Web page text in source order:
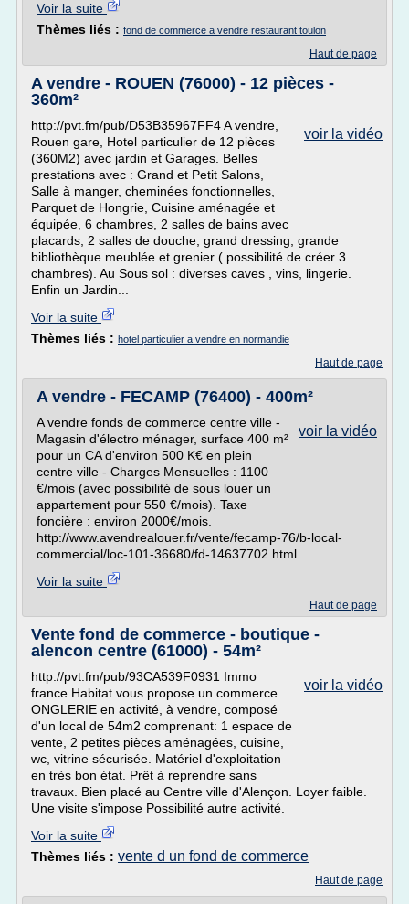
Voir la suite
Thèmes liés : fond de commerce a vendre restaurant toulon
Haut de page
A vendre - ROUEN (76000) - 12 pièces -
360m²
voir la vidéo
http://pvt.fm/pub/D53B35967FF4 A vendre,
Rouen gare, Hotel particulier de 12 pièces
(360M2) avec jardin et Garages. Belles
prestations avec : Grand et Petit Salons,
Salle à manger, cheminées fonctionnelles,
Parquet de Hongrie, Cuisine aménagée et
équipée, 6 chambres, 2 salles de bains avec
placards, 2 salles de douche, grand dressing, grande
bibliothèque meublée et grenier ( possibilité de créer 3
chambres). Au Sous sol : diverses caves , vins, lingerie.
Enfin un Jardin...
Voir la suite
Thèmes liés : hotel particulier a vendre en normandie
Haut de page
A vendre - FECAMP (76400) - 400m²
voir la vidéo
A vendre fonds de commerce centre ville -
Magasin d'électro ménager, surface 400 m²
pour un CA d'environ 500 K€ en plein
centre ville - Charges Mensuelles : 1100
€/mois (avec possibilité de sous louer un
appartement pour 550 €/mois). Taxe
foncière : environ 2000€/mois.
http://www.avendrealouer.fr/vente/fecamp-76/b-local-
commercial/loc-101-36680/fd-14637702.html
Voir la suite
Haut de page
Vente fond de commerce - boutique -
alencon centre (61000) - 54m²
voir la vidéo
http://pvt.fm/pub/93CA539F0931 Immo
france Habitat vous propose un commerce
ONGLERIE en activité, à vendre, composé
d'un local de 54m2 comprenant: 1 espace de
vente, 2 petites pièces aménagées, cuisine,
wc, vitrine sécurisée. Matériel d'exploitation
en très bon état. Prêt à reprendre sans
travaux. Bien placé au Centre ville d'Alençon. Loyer faible.
Une visite s'impose Possibilité autre activité.
Voir la suite
Thèmes liés : vente d un fond de commerce
Haut de page